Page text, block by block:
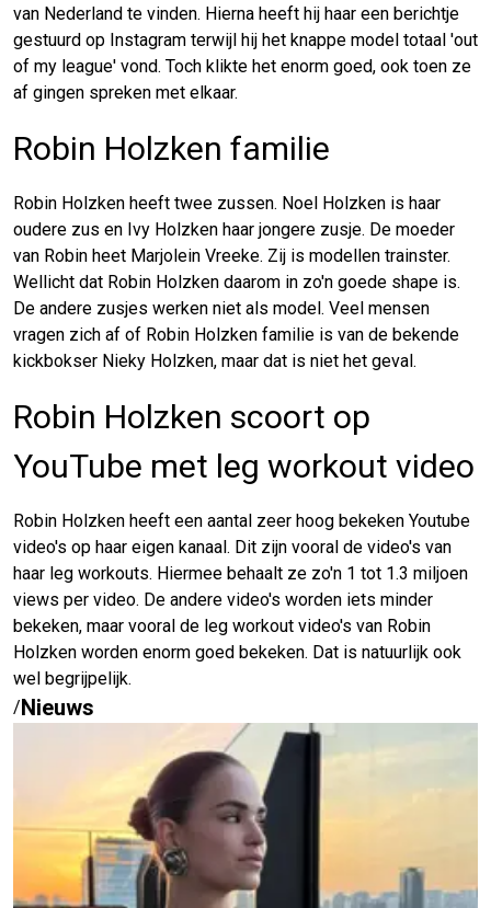
van Nederland te vinden. Hierna heeft hij haar een berichtje
gestuurd op Instagram terwijl hij het knappe model totaal 'out
of my league' vond. Toch klikte het enorm goed, ook toen ze
af gingen spreken met elkaar.
Robin Holzken familie
Robin Holzken heeft twee zussen. Noel Holzken is haar
oudere zus en Ivy Holzken haar jongere zusje. De moeder
van Robin heet Marjolein Vreeke. Zij is modellen trainster.
Wellicht dat Robin Holzken daarom in zo'n goede shape is.
De andere zusjes werken niet als model. Veel mensen
vragen zich af of Robin Holzken familie is van de bekende
kickbokser Nieky Holzken, maar dat is niet het geval.
Robin Holzken scoort op
YouTube met leg workout video
Robin Holzken heeft een aantal zeer hoog bekeken Youtube
video's op haar eigen kanaal. Dit zijn vooral de video's van
haar leg workouts. Hiermee behaalt ze zo'n 1 tot 1.3 miljoen
views per video. De andere video's worden iets minder
bekeken, maar vooral de leg workout video's van Robin
Holzken worden enorm goed bekeken. Dat is natuurlijk ook
wel begrijpelijk.
/Nieuws